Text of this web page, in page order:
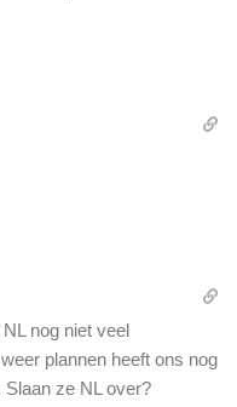
nog niet veel
plannen heeft ons nog
ze NL over?